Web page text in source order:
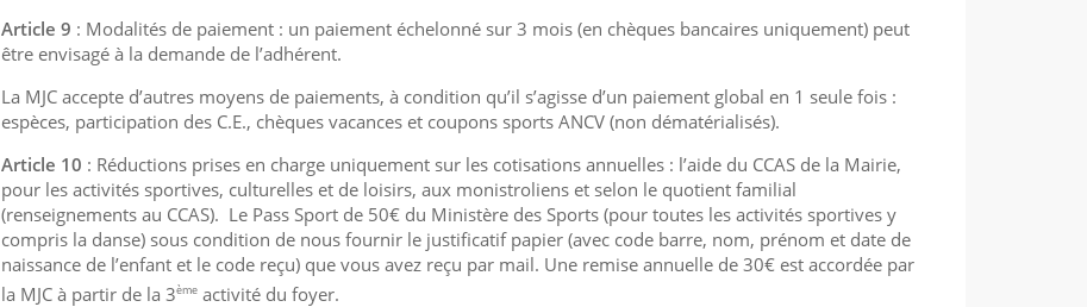
Article 9 : Modalités de paiement : un paiement échelonné sur 3 mois (en chèques bancaires uniquement) peut
être envisagé à la demande de l’adhérent.
La MJC accepte d’autres moyens de paiements, à condition qu’il s’agisse d’un paiement global en 1 seule fois :
espèces, participation des C.E., chèques vacances et coupons sports ANCV (non dématérialisés).
Article 10 : Réductions prises en charge uniquement sur les cotisations annuelles : l’aide du CCAS de la Mairie,
pour les activités sportives, culturelles et de loisirs, aux monistroliens et selon le quotient familial
(renseignements au CCAS). Le Pass Sport de 50€ du Ministère des Sports (pour toutes les activités sportives y
compris la danse) sous condition de nous fournir le justificatif papier (avec code barre, nom, prénom et date de
naissance de l’enfant et le code reçu) que vous avez reçu par mail. Une remise annuelle de 30€ est accordée par
la MJC à partir de la 3ème activité du foyer.